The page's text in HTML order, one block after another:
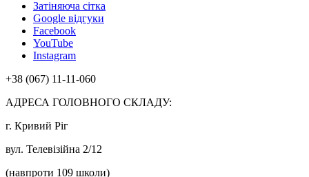
Затіняюча сітка
Google відгуки
Facebook
YouTube
Instagram
+38 (067) 11-11-060
АДРЕСА ГОЛОВНОГО СКЛАДУ:
г. Кривий Ріг
вул. Телевізійна 2/12
(навпроти 109 школи)